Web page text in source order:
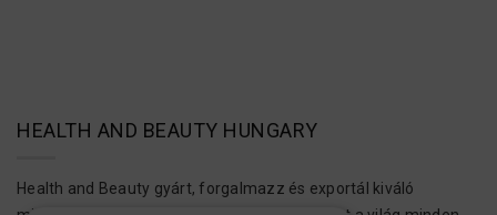
HEALTH AND BEAUTY HUNGARY
Health and Beauty gyárt, forgalmazz és exportál kiváló